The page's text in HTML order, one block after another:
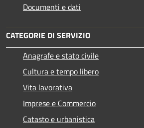
Documenti e dati
CATEGORIE DI SERVIZIO
Anagrafe e stato civile
Cultura e tempo libero
Vita lavorativa
Imprese e Commercio
Catasto e urbanistica